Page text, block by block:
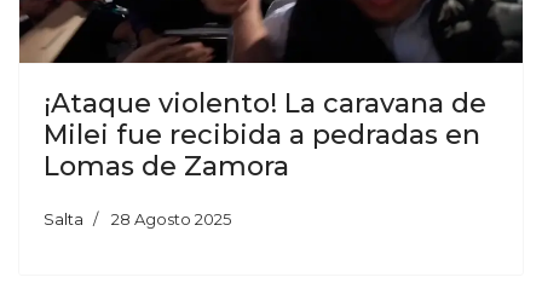
¡Ataque violento! La caravana de
Milei fue recibida a pedradas en
Lomas de Zamora
Salta 28 Agosto 2025